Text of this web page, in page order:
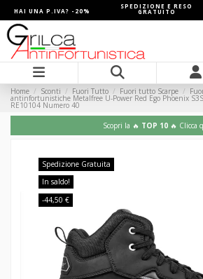
HAI UNA P.IVA? -20%
SPEDIZIONE E RESO
GRATUITO
Home Sconti Fuori Tutto Fuori tutto Scarpe
antinfortunistiche Metalfree U-Power Red Ego Phoenix
RE10104 Numero 40
Scopri la 🔥 TOP 10 🔥 Clicca
Spedizione Gratuita
In saldo!
-44,50 €